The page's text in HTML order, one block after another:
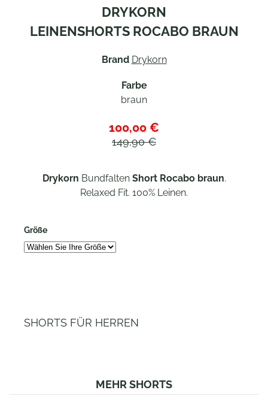
DRYKORN
LEINENSHORTS ROCABO BRAUN
Brand Drykorn
Farbe
braun
100,00 €
149,90 €
Drykorn Bundfalten Short Rocabo braun.
Relaxed Fit. 100% Leinen.
Größe
SHORTS FÜR HERREN
MEHR SHORTS